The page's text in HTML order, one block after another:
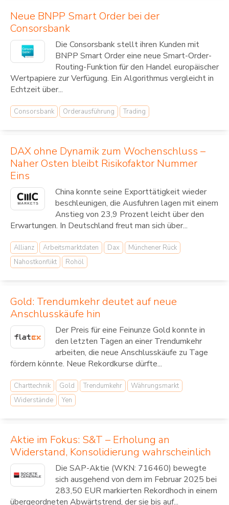
Neue BNPP Smart Order bei der
Consorsbank
Die Consorsbank stellt ihren Kunden mit
BNPP Smart Order eine neue Smart-Order-
Routing-Funktion für den Handel europäischer
Wertpapiere zur Verfügung. Ein Algorithmus vergleicht in
Echtzeit über...
Consorsbank Orderausführung Trading
DAX ohne Dynamik zum Wochenschluss –
Naher Osten bleibt Risikofaktor Nummer
Eins
China konnte seine Exporttätigkeit wieder
beschleunigen, die Ausfuhren lagen mit einem
Anstieg von 23,9 Prozent leicht über den
Erwartungen. In Deutschland freut man sich über...
Allianz Arbeitsmarktdaten Dax
Münchener Rück
Nahostkonflikt
Rohöl
Gold: Trendumkehr deutet auf neue
Anschlusskäufe hin
Der Preis für eine Feinunze Gold konnte in
den letzten Tagen an einer Trendumkehr
arbeiten, die neue Anschlusskäufe zu Tage
fördern könnte. Neue Rekordkurse dürfte...
Charttechnik Gold Trendumkehr
Währungsmarkt
Widerstände
Yen
Aktie im Fokus: S&T – Erholung an
Widerstand, Konsolidierung wahrscheinlich
Die SAP-Aktie (WKN: 716460) bewegte
sich ausgehend von dem im Februar 2025 bei
283,50 EUR markierten Rekordhoch in einem
übergeordneten Abwärtstrend, der sie bis auf...